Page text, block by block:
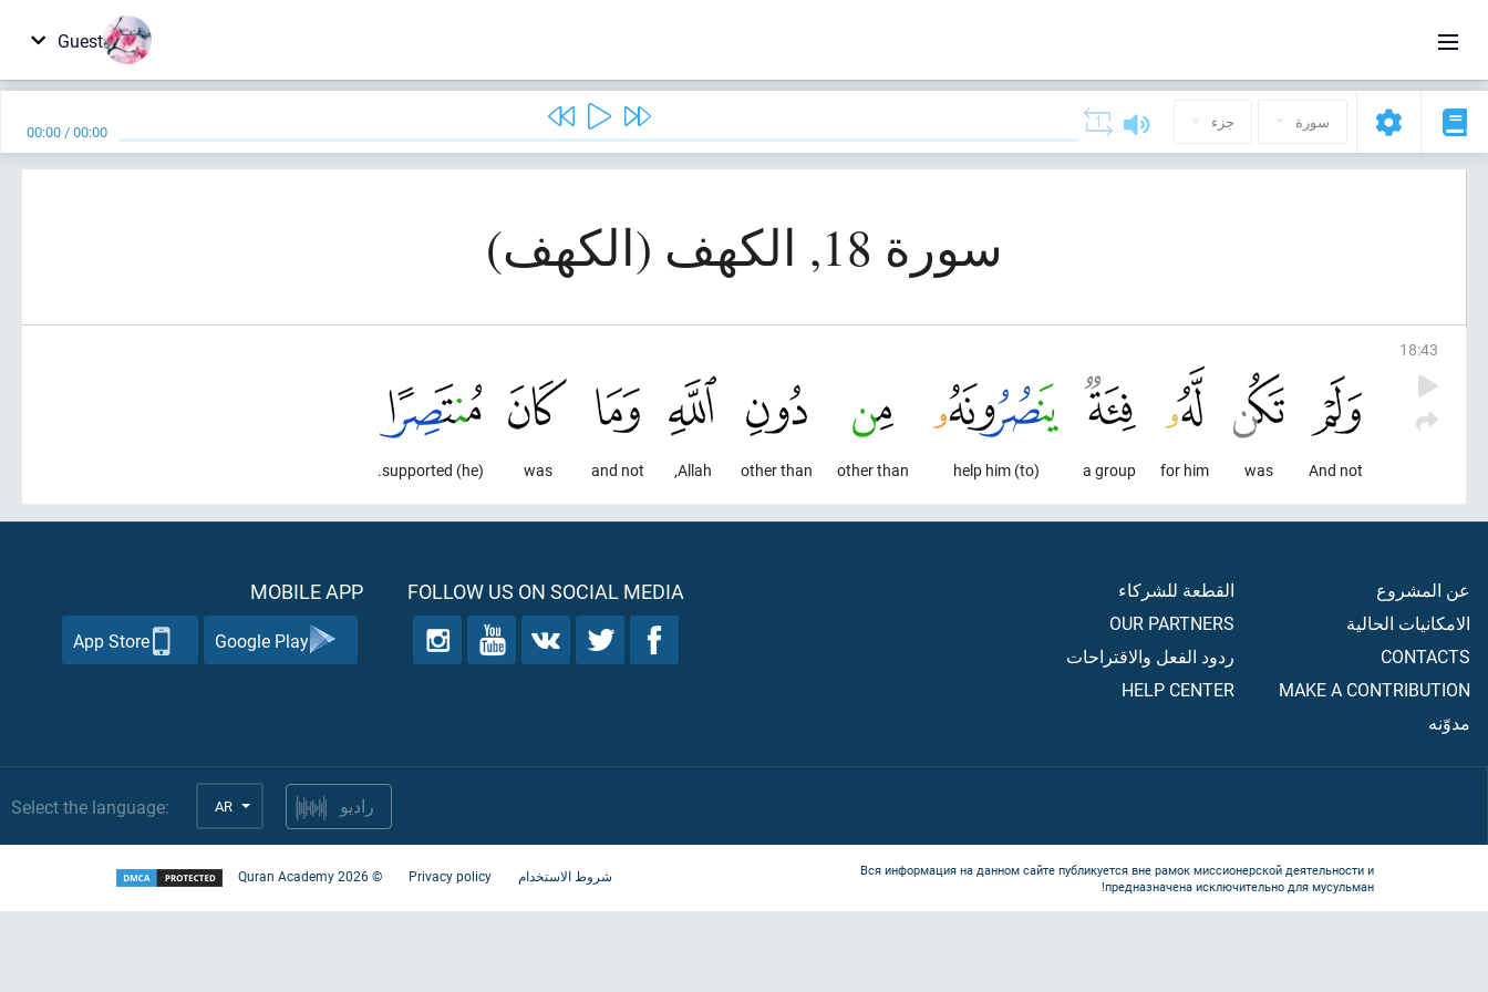
Guest
سورة جزء 00:00 /00:00
سورة 18, الكهف (الكهف)
18:43
And not
was
for him
a group
(to) help him
other than
other than
Allah,
and not
was
(he) supported.
عن المشروع
الامكانيات الحالية
CONTACTS
MAKE A CONTRIBUTION
مدوّنه
القطعة للشركاء
OUR PARTNERS
ردود الفعل والاقتراحات
HELP CENTER
FOLLOW US ON SOCIAL MEDIA
MOBILE APP
Google Play
App Store
Select the language: AR راديو
Вся информация на данном сайте публикуется вне рамок миссионерской деятельности и
предназначена исключительно для мусульман!
شروط الاستخدام Privacy policy
©
2026